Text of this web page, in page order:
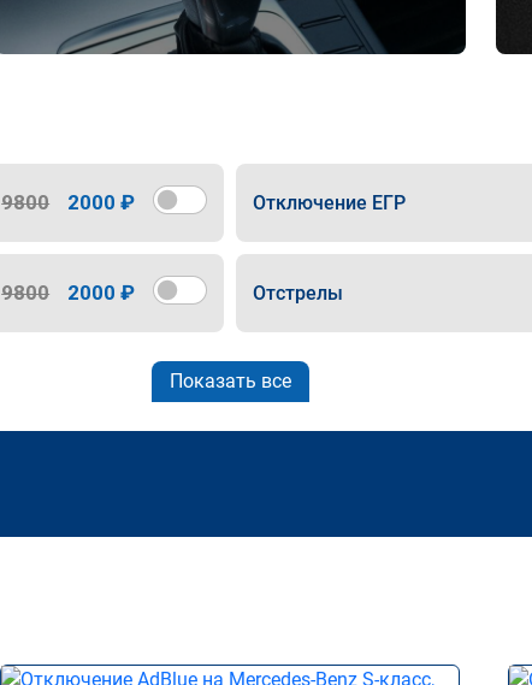
9800 2000 ₽ Отключение ЕГР
9800 2000 ₽ Отстрелы
Показать все